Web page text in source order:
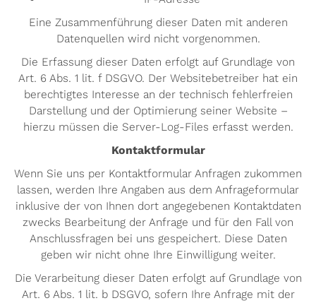
Eine Zusammenführung dieser Daten mit anderen
Datenquellen wird nicht vorgenommen.
Die Erfassung dieser Daten erfolgt auf Grundlage von
Art. 6 Abs. 1 lit. f DSGVO. Der Websitebetreiber hat ein
berechtigtes Interesse an der technisch fehlerfreien
Darstellung und der Optimierung seiner Website –
hierzu müssen die Server-Log-Files erfasst werden.
Kontaktformular
Wenn Sie uns per Kontaktformular Anfragen zukommen
lassen, werden Ihre Angaben aus dem Anfrageformular
inklusive der von Ihnen dort angegebenen Kontaktdaten
zwecks Bearbeitung der Anfrage und für den Fall von
Anschlussfragen bei uns gespeichert. Diese Daten
geben wir nicht ohne Ihre Einwilligung weiter.
Die Verarbeitung dieser Daten erfolgt auf Grundlage von
Art. 6 Abs. 1 lit. b DSGVO, sofern Ihre Anfrage mit der